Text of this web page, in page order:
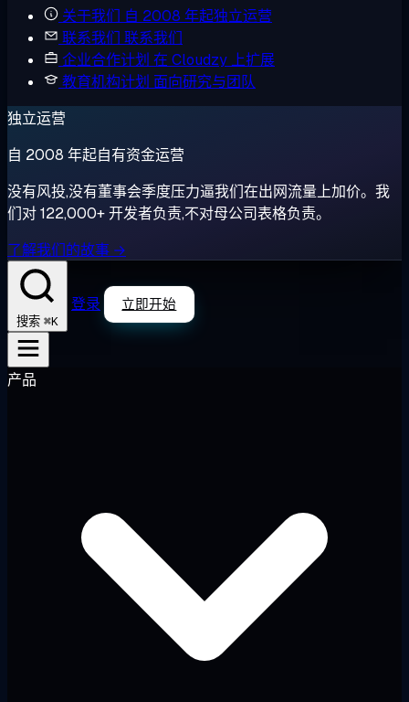
关于我们 自 2008 年起独立运营
联系我们 联系我们
企业合作计划 在 Cloudzy 上扩展
教育机构计划 面向研究与团队
独立运营
自 2008 年起自有资金运营
没有风投,没有董事会季度压力逼我们在出网流量上加价。我
们对 122,000+ 开发者负责,不对母公司表格负责。
了解我们的故事 →
搜索 ⌘K
登录 立即开始
产品